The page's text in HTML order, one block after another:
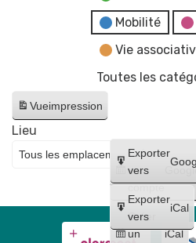
Mobilité
Vie
Toutes les
Vueimpression
Créer
un
compte
Google
Créer
un
iCal
Exporter
vers
Exporter
vers
iCal
Lieu